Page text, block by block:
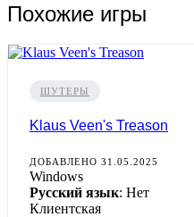
Похожие игры
ШУТЕРЫ
Klaus Veen's Treason
ДОБАВЛЕНО 31.05.2025
Windows
Русский язык: Нет
Клиентская